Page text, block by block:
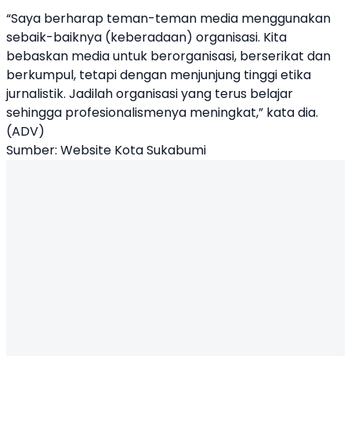
“Saya berharap teman-teman media menggunakan
sebaik-baiknya (keberadaan) organisasi. Kita
bebaskan media untuk berorganisasi, berserikat dan
berkumpul, tetapi dengan menjunjung tinggi etika
jurnalistik. Jadilah organisasi yang terus belajar
sehingga profesionalismenya meningkat,” kata dia.
(ADV)
Sumber: Website Kota Sukabumi